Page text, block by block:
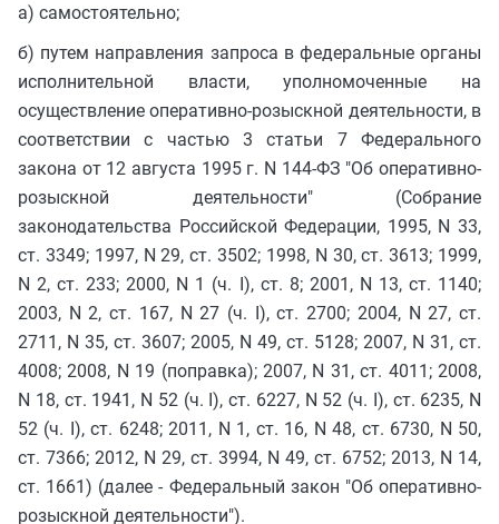
а) самостоятельно;
б) путем направления запроса в федеральные органы
исполнительной власти, уполномоченные на
осуществление оперативно-розыскной деятельности, в
соответствии с частью 3 статьи 7 Федерального
закона от 12 августа 1995 г. N 144-ФЗ "Об оперативно-
розыскной деятельности" (Собрание
законодательства Российской Федерации, 1995, N 33,
ст. 3349; 1997, N 29, ст. 3502; 1998, N 30, ст. 3613; 1999,
N 2, ст. 233; 2000, N 1 (ч. I), ст. 8; 2001, N 13, ст. 1140;
2003, N 2, ст. 167, N 27 (ч. I), ст. 2700; 2004, N 27, ст.
2711, N 35, ст. 3607; 2005, N 49, ст. 5128; 2007, N 31, ст.
4008; 2008, N 19 (поправка); 2007, N 31, ст. 4011; 2008,
N 18, ст. 1941, N 52 (ч. I), ст. 6227, N 52 (ч. I), ст. 6235, N
52 (ч. I), ст. 6248; 2011, N 1, ст. 16, N 48, ст. 6730, N 50,
ст. 7366; 2012, N 29, ст. 3994, N 49, ст. 6752; 2013, N 14,
ст. 1661) (далее - Федеральный закон "Об оперативно-
розыскной деятельности").